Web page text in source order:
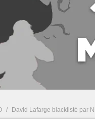
/ David Lafarge blacklisté par